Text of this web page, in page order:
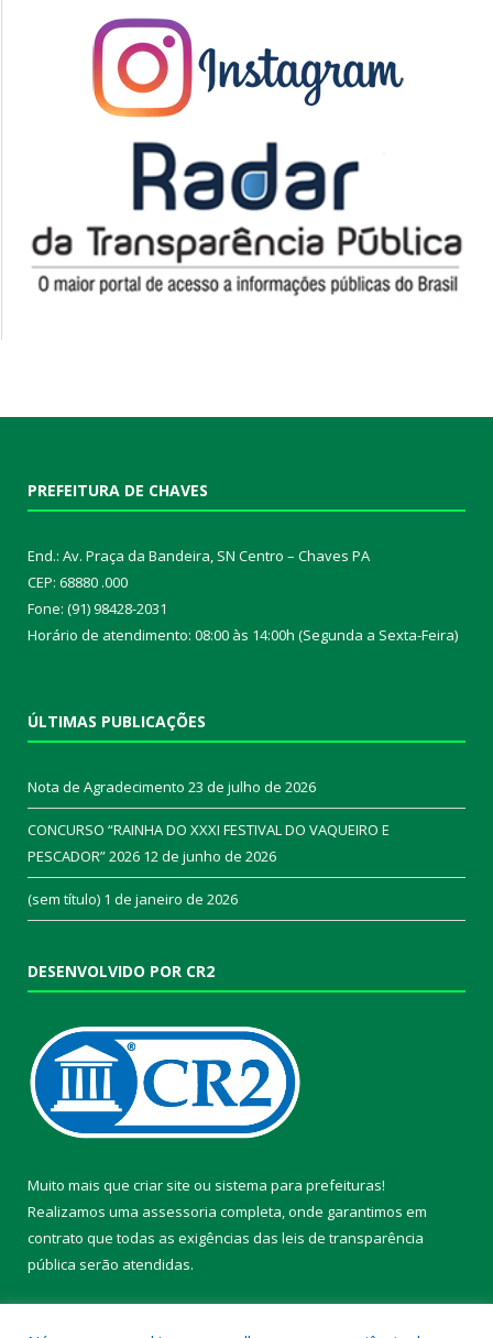
PREFEITURA DE CHAVES
End.: Av. Praça da Bandeira, SN Centro – Chaves PA
CEP: 68880 .000
Fone: (91) 98428-2031
Horário de atendimento: 08:00 às 14:00h (Segunda a Sexta-Feira)
ÚLTIMAS PUBLICAÇÕES
Nota de Agradecimento 23 de julho de 2026
CONCURSO “RAINHA DO XXXI FESTIVAL DO VAQUEIRO E
PESCADOR” 2026 12 de junho de 2026
(sem título) 1 de janeiro de 2026
DESENVOLVIDO POR CR2
Muito mais que criar site ou sistema para prefeituras!
Realizamos uma assessoria completa, onde garantimos em
contrato que todas as exigências das leis de transparência
pública serão atendidas.